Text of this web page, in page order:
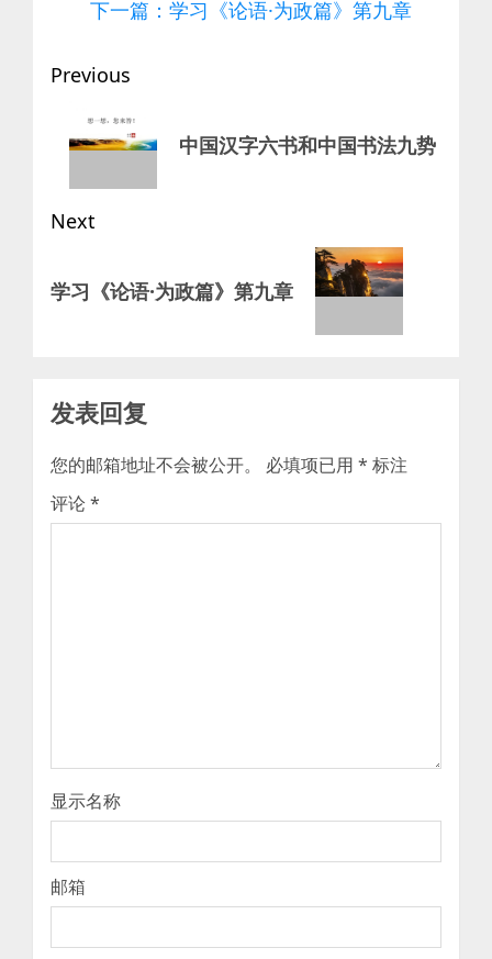
下一篇：学习《论语·为政篇》第九章
Post
navigation
Previous
Previous
post:
中国汉字六书和中国书法九势
Next
post:
学习《论语·为政篇》第九章
发表回复
您的邮箱地址不会被公开。 必填项已用 * 标注
评论*
显示名称
邮箱